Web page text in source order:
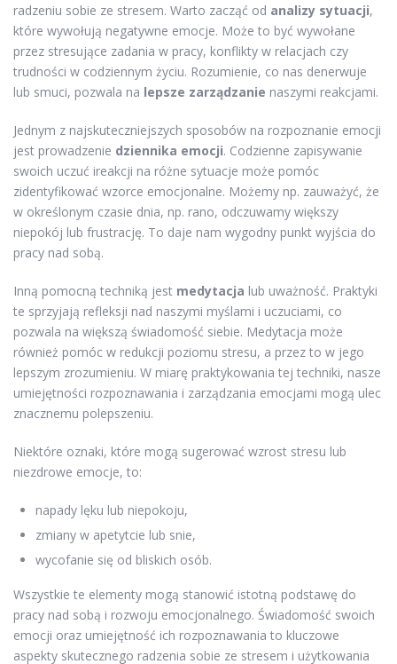
radzeniu sobie ze stresem. Warto zacząć od analizy sytuacji,
które wywołują negatywne emocje. Może to być wywołane
przez stresujące zadania w pracy, konflikty w relacjach czy
trudności w codziennym życiu. Rozumienie, co nas denerwuje
lub smuci, pozwala na lepsze zarządzanie naszymi reakcjami.
Jednym z najskuteczniejszych sposobów na rozpoznanie emocji
jest prowadzenie dziennika emocji. Codzienne zapisywanie
swoich uczuć ireakcji na różne sytuacje może pomóc
zidentyfikować wzorce emocjonalne. Możemy np. zauważyć, że
w określonym czasie dnia, np. rano, odczuwamy większy
niepokój lub frustrację. To daje nam wygodny punkt wyjścia do
pracy nad sobą.
Inną pomocną techniką jest medytacja lub uważność. Praktyki
te sprzyjają refleksji nad naszymi myślami i uczuciami, co
pozwala na większą świadomość siebie. Medytacja może
również pomóc w redukcji poziomu stresu, a przez to w jego
lepszym zrozumieniu. W miarę praktykowania tej techniki, nasze
umiejętności rozpoznawania i zarządzania emocjami mogą ulec
znacznemu polepszeniu.
Niektóre oznaki, które mogą sugerować wzrost stresu lub
niezdrowe emocje, to:
napady lęku lub niepokoju,
zmiany w apetytcie lub snie,
wycofanie się od bliskich osób.
Wszystkie te elementy mogą stanowić istotną podstawę do
pracy nad sobą i rozwoju emocjonalnego. Świadomość swoich
emocji oraz umiejętność ich rozpoznawania to kluczowe
aspekty skutecznego radzenia sobie ze stresem i użytkowania